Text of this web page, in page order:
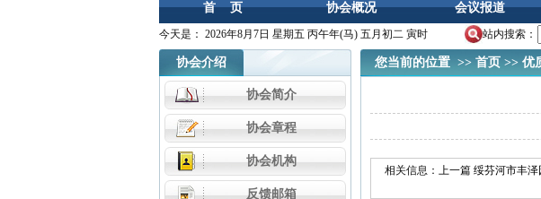
首 页 协会概况 会议报道
今天是： 2026年8月7日 星期五 丙午年(马) 五月初二 寅时 站内搜索：
协会介绍
协会简介
协会章程
协会机构
反馈邮箱
您当前的位置 >> 首页>> 优
相关信息： 上一篇 绥芬河市丰